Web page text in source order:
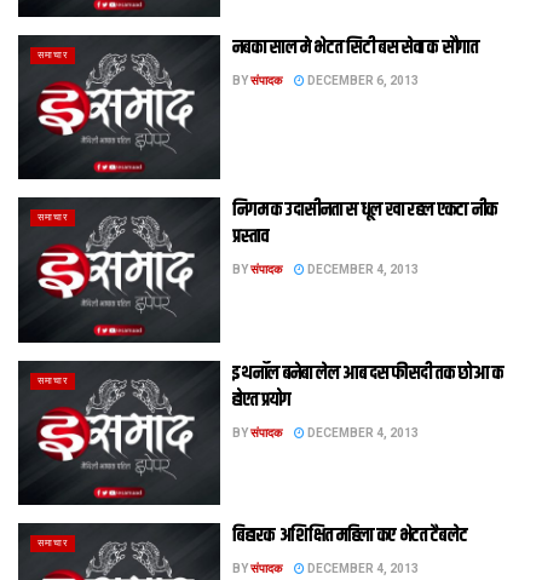
समाचार नबका साल मे भेटत सिटी बस सेवा क सौगात
BYसंपादक DECEMBER 6, 2013
समाचार
निगम क उदासीनता स धूल खा रहल एकटा नीक
प्रस्ताव
BYसंपादक DECEMBER 4, 2013
समाचार
इथनॉल बनेबा लेल आब दस फीसदी तक छोआ क
होएत प्रयोग
BYसंपादक DECEMBER 4, 2013
समाचार बिहारक अशिक्षित महिला कए भेटत टैबलेट
BYसंपादक DECEMBER 4, 2013